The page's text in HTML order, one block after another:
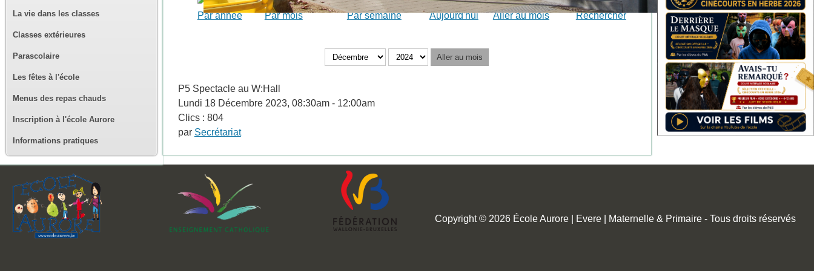
La vie dans les classes
Classes extérieures
Parascolaire
Les fêtes à l'école
Menus des repas chauds
Inscription à l'école Aurore
Informations pratiques
Par année Par mois Par semaine Aujourd'hui Aller au mois Rechercher
Aller au mois
P5 Spectacle au W:Hall
Lundi 18 Décembre 2023, 08:30am - 12:00am
Clics: 804
par Secrétariat
Copyright © 2026 École Aurore | Evere | Maternelle & Primaire - Tous droits réservés